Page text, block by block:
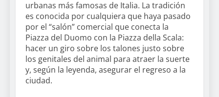
urbanas más famosas de Italia. La tradición
es conocida por cualquiera que haya pasado
por el “salón” comercial que conecta la
Piazza del Duomo con la Piazza della Scala:
hacer un giro sobre los talones justo sobre
los genitales del animal para atraer la suerte
y, según la leyenda, asegurar el regreso a la
ciudad.